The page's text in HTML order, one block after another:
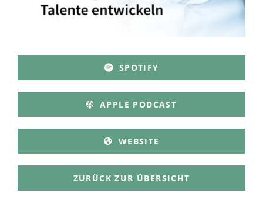
SPOTIFY
APPLE PODCAST
WEBSITE
ZURÜCK ZUR ÜBERSICHT